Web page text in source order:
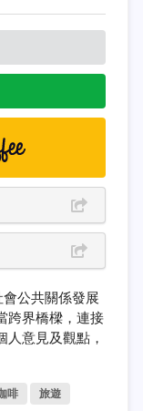
公共關係發展
跨界橋樑，連接
意見及觀點，
啡 旅遊